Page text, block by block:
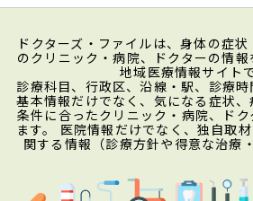
ドクターズ・ファイルは、身体の症
のクリニック・病院、ドクターの情
地域医療情報サイトで
診療科目、行政区、沿線・駅、診療
基本情報だけでなく、気になる症状
条件に合ったクリニック・病院、ド
ます。 医院情報だけでなく、独自取
関する情報（診療方針や得意な治療